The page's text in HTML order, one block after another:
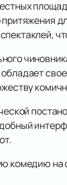
комедию